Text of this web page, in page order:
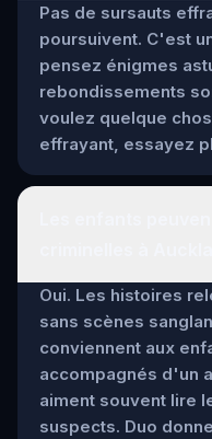
Pas de sursauts
poursuivent. C'est
pensez énigmes
rebondissements
voulez quelque
effrayant, essayez
Oui. Les histoires
sans scènes
conviennent aux
accompagnés d'un
aiment souvent lire
suspects. Duo